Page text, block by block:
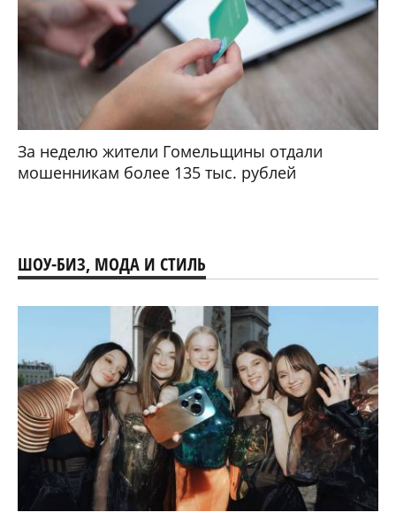
За неделю жители Гомельщины отдали
мошенникам более 135 тыс. рублей
ШОУ-БИЗ, МОДА И СТИЛЬ